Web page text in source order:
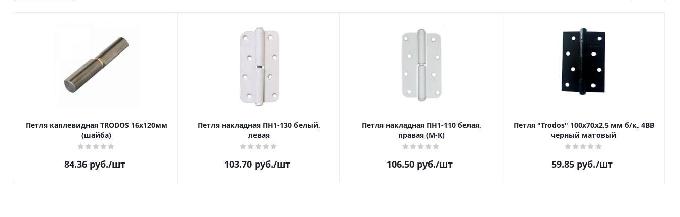
Петля каплевидная TRODOS 16х120мм
(шайба)
84.36руб./шт
Петля накладная ПН1-130 белый,
левая
103.70руб./шт
Петля накладная ПН1-110 белая,
правая (М-К)
106.50руб./шт
Петля "Trodos" 100х70х2,5 мм б/к, 4BB
черный матовый
59.85руб./шт